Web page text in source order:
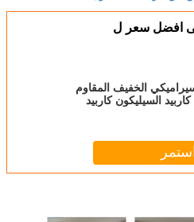
افضل سعر ل
الخفيف المقاوم
السيليكون كاربيد
استمر